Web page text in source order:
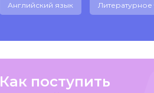
Английский язык Литературное
Как поступить